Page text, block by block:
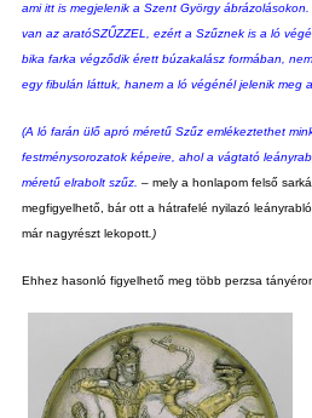
ami itt is megjelenik a Szent György
van az aratóSZŰZZEL, ezért a Szűznek is a ló
bika farka végződik érett búzakalász formában,
egy fibulán láttuk, hanem a ló végénél jelenik meg
(A ló farán ülő apró méretű Szűz emlékeztethet
festménysorozatok képeire, ahol a vágtató
méretű elrabolt szűz. – mely a honlapom felső
megfigyelhető, bár ott a hátrafelé nyilazó
már nagyrészt lekopott.)
Ehhez hasonló figyelhető meg több perzsa